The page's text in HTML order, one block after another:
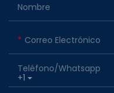
Nombre
Correo Electrónico
+1
Teléfono/whatsapp